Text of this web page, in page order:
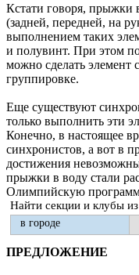
Кстати говоря, прыжки
(задней, передней, на
выполнением таких
и полувинт. При этом
можно сделать элемент
группировке.
Еще существуют
только выполнить эти
Конечно, в настоящее
синхронистов, а вот в
достижения
прыжки в воду стали
Олимпийскую
Найти секции и клубы
в городе
ПРЕДЛОЖЕНИЕ